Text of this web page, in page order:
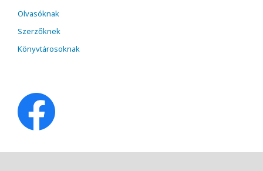
Olvasóknak
Szerzőknek
Könyvtárosoknak